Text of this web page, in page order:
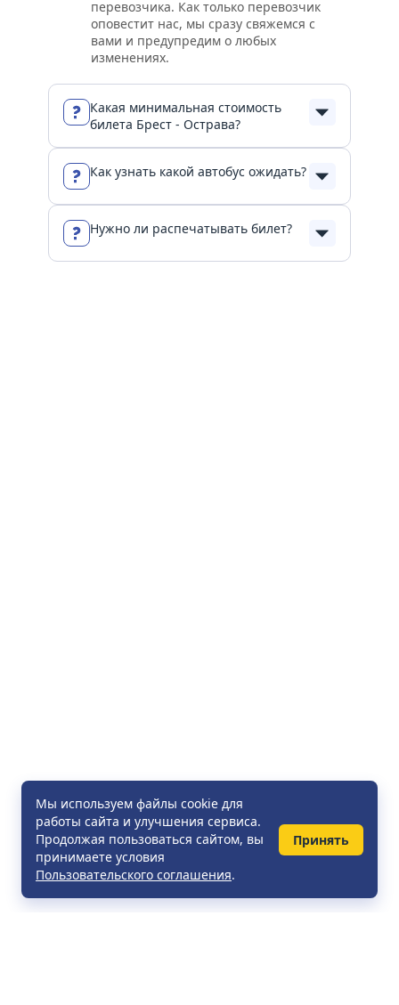
перевозчика. Как только перевозчик
оповестит нас, мы сразу свяжемся с
вами и предупредим о любых
изменениях.
Какая минимальная стоимость
билета Брест - Острава?
Мы везём вас из Брест в Острава с
просто: выберите дату в поиске и
узнайте точную стоимость билета
прямо сейчас.
Как узнать какой автобус ожидать?
Описание автобуса можно уточнить у
указанным в билете рейса Брест -
Нужно ли распечатывать билет?
Мы используем файлы cookie для
работы сайта и улучшения сервиса.
Продолжая пользоваться сайтом, вы
принимаете условия
Пользовательского соглашения.
Принять